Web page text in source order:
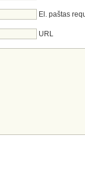
El. paštas
URL